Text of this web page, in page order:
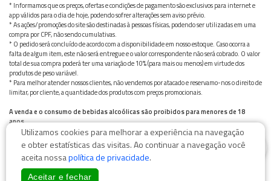
* Informamos que os preços, ofertas e condições de pagamento são exclusivos para internet e
app válidos para o dia de hoje, podendo sofrer alterações sem aviso prévio.
* As ações/promoções do site são destinadas à pessoas físicas, podendo ser utilizadas em uma
compra por CPF, não sendo cumulativas.
* O pedido será concluído de acordo com a disponibilidade em nosso estoque. Caso ocorra a
falta de algum item, este não será entregue e o valor correspondente não será cobrado. O valor
total de sua compra poderá ter uma variação de 10% (para mais ou menos) em virtude dos
produtos de peso variável.
* Para melhor atender nossos clientes, não vendemos por atacado e reservamo-nos o direito de
limitar, por cliente, a quantidade dos produtos com preços promocionais.
A venda e o consumo de bebidas alcoólicas são proibidos para menores de 18
anos.
Bebida alcoólica pode causar dependência química e, em excesso, provoca graves males à saúde.
Beba com moderação
Utilizamos cookies para melhorar a experiência na navegação
e obter estatísticas das visitas. Ao continuar a navegação você
aceita nossapolítica de privacidade.
Aceitar e fechar